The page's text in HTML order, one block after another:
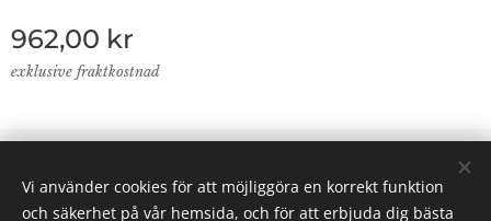
962,00 kr
exklusive fraktkostnad
© 2024 Lab Supplies Nordic AB, VATnr SE559250124001,
PO BOX 2013, 800 02 Gävle
Vi använder cookies för att möjliggöra en korrekt funktion
och säkerhet på vår hemsida, och för att erbjuda dig bästa